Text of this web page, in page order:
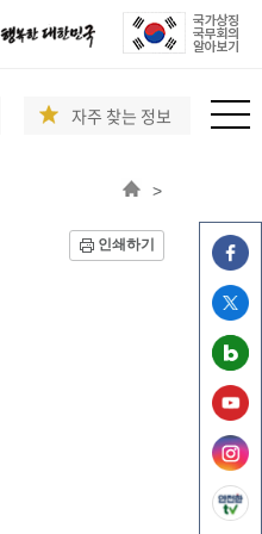
자주 찾는 정보
>
인쇄하기